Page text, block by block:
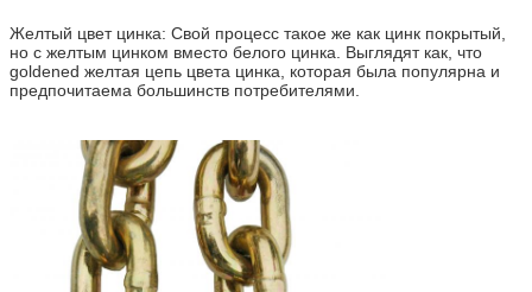
Отправить
Желтый цвет цинка: Свой процесс такое же как цинк покрытый,
но с желтым цинком вместо белого цинка. Выглядят как, что
goldened желтая цепь цвета цинка, которая была популярна и
предпочитаема большинств потребителями.